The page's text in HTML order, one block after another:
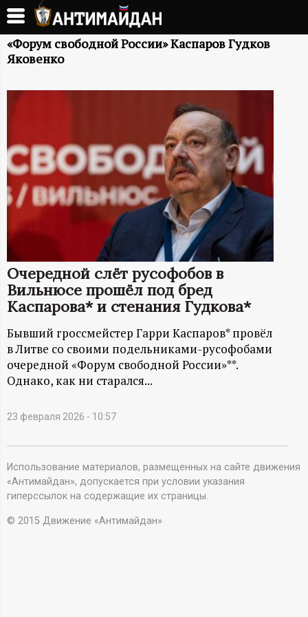
Перейти
основному
содержанию
А
Т
И
М
А
Й
Д
А
Н
-
и
н
ф
о
«Форум свободной России» Каспаров Гудков
Яковенко
Очередной слёт русофобов в
Вильнюсе прошёл под бред
Каспарова* и стенания Гудкова*
Бывший гроссмейстер Гарри Каспаров* провёл
в Литве со своими подельниками-русофобами
очередной «Форум свободной России»**.
Однако, как ни старался...
23 февраля 2026 - 10:57
Использование материалов, размещенных на сайте движения
«Антимайдан», допускается при условии указания
гиперссылок на содержащие их страницы.
© 2015 Движение «Антимайдан»